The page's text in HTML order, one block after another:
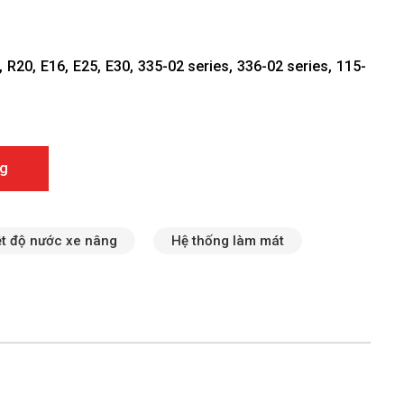
R20 E16 E25 E30 335-02 series 336-02 series 115-
độ nước xe nâng Hệ thống làm mát